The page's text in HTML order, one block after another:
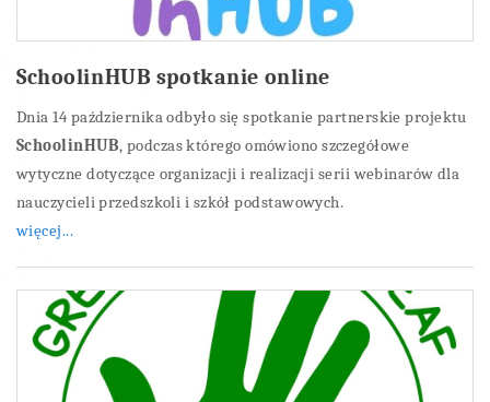
SchoolinHUB spotkanie online
Dnia 14 października odbyło się spotkanie partnerskie projektu
SchoolinHUB, podczas którego omówiono szczegółowe
wytyczne dotyczące organizacji i realizacji serii webinarów dla
nauczycieli przedszkoli i szkół podstawowych.
więcej...